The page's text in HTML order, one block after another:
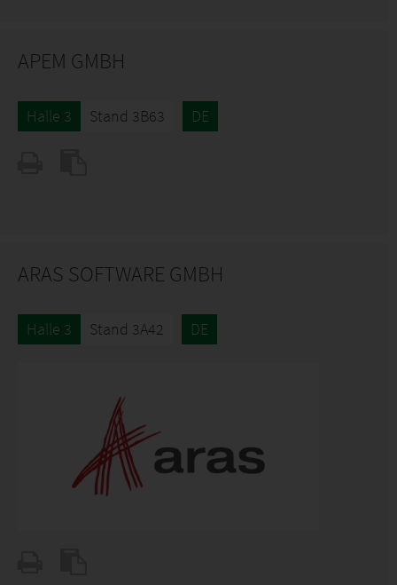
APEM GMBH
Halle 3 Stand 3B63 DE
ARAS SOFTWARE GMBH
Halle 3 Stand 3A42 DE